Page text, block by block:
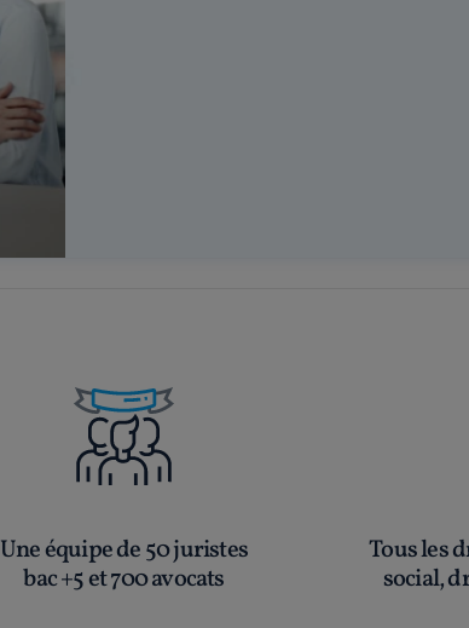
Une équipe de 50 juristes
bac +5 et 700 avocats
Tous les
social,